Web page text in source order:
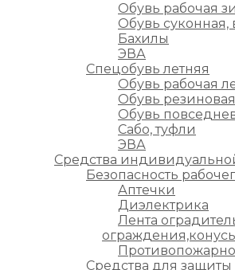
Обувь рабочая
Обувь суконная,
Бахилы
ЭВА
Спецобувь летняя
Обувь рабочая
Обувь
Обувь
Сабо, туфли
ЭВА
Средства
Безопасность
Аптечки
Диэлектрика
Лента
Средства для защиты